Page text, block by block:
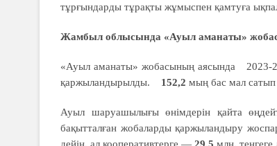
тұрғындарды тұрақты жұмыспен қамтуға
Жамбыл облысында «Ауыл аманаты»
«Ауыл аманаты» жобасының аясында 2023-
қаржыландырылды. 152,2 мың бас мал
Ауыл шаруашылығы өнімдерін қайта
бақытталған жобаларды қаржыландыру